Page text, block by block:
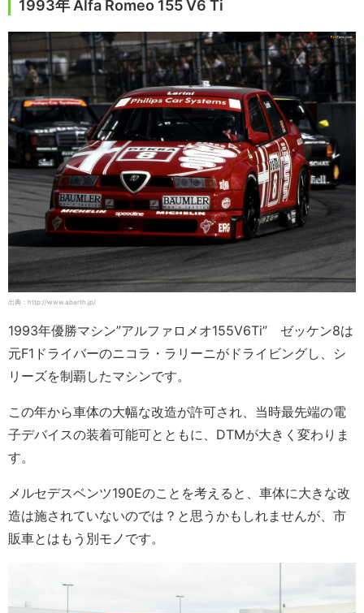
1993年 Alfa Romeo 155 V6 Ti
出典：http://www.abarth.jp/
1993年優勝マシン”アルファロメオ155V6Ti” ゼッケン8は
元F1ドライバーのニコラ・ラリーニがドライビングし、シ
リーズを制覇したマシンです。
この年から車体の大幅な改造が許可され、当時最先端の電
子デバイスの装着可能可とともに、DTMが大きく変わりま
す。
メルセデスベンツ190Eのことを考えると、車体に大きな改
造は施されていないのでは？と思うかもしれませんが、市
販車とはもう別モノです。